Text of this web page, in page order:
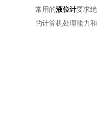
常用的液位计要求
的计算机处理能力